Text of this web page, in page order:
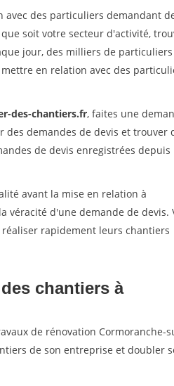
des particuliers demandant
soit votre secteur d'activité,
jour, des milliers de particuliers
en relation avec des
des-chantiers.fr, faites une
demandes de devis et trouver
de devis enregistrées depuis
avant la mise en relation à
véracité d'une demande de devis.
rapidement leurs chantiers
chantiers à
de rénovation Cormoranche-
de son entreprise et doubler